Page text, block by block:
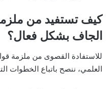
كيف تستفيد من
الجاف بشكل فعال؟
للاستفادة القصوى من ملزمة
العلمي، ننصح باتباع الخطوات